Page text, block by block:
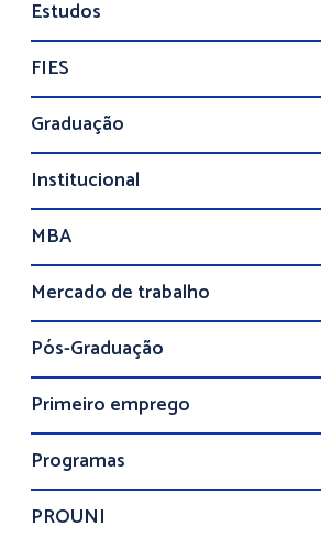
Estudos
FIES
Graduação
Institucional
MBA
Mercado de trabalho
Pós-Graduação
Primeiro emprego
Programas
PROUNI